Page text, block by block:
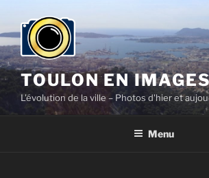
contenu
principal
TOULON EN
L'évolution de la ville – Photos d'hier et
Menu